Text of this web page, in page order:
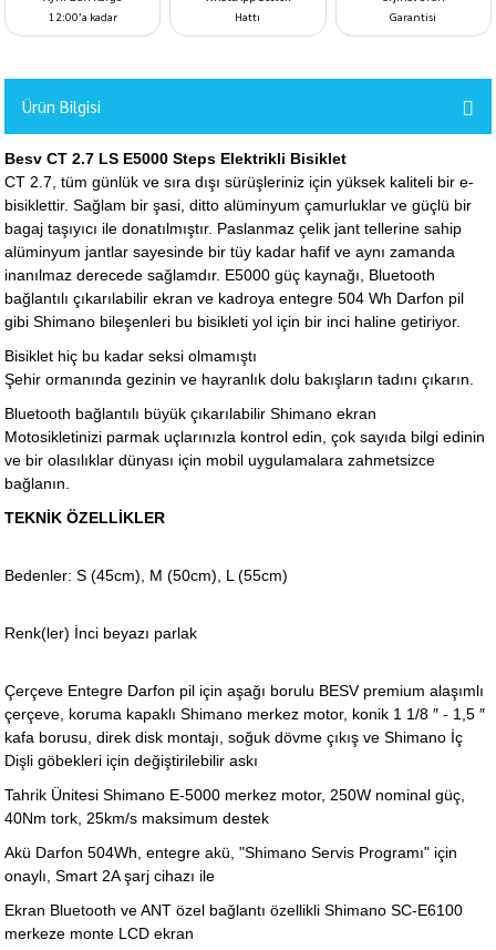
12:00’a kadar
Hattı
Garantisi
Ürün Bilgisi
Besv CT 2.7 LS E5000 Steps Elektrikli Bisiklet
CT 2.7, tüm günlük ve sıra dışı sürüşleriniz için yüksek kaliteli bir e-
bisiklettir. Sağlam bir şasi, ditto alüminyum çamurluklar ve güçlü bir
bagaj taşıyıcı ile donatılmıştır. Paslanmaz çelik jant tellerine sahip
alüminyum jantlar sayesinde bir tüy kadar hafif ve aynı zamanda
inanılmaz derecede sağlamdır. E5000 güç kaynağı, Bluetooth
bağlantılı çıkarılabilir ekran ve kadroya entegre 504 Wh Darfon pil
gibi Shimano bileşenleri bu bisikleti yol için bir inci haline getiriyor.
Bisiklet hiç bu kadar seksi olmamıştı
Şehir ormanında gezinin ve hayranlık dolu bakışların tadını çıkarın.
Bluetooth bağlantılı büyük çıkarılabilir Shimano ekran
Motosikletinizi parmak uçlarınızla kontrol edin, çok sayıda bilgi edinin
ve bir olasılıklar dünyası için mobil uygulamalara zahmetsizce
bağlanın.
TEKNİK ÖZELLİKLER
Bedenler: S (45cm), M (50cm), L (55cm)
Renk(ler) İnci beyazı parlak
Çerçeve Entegre Darfon pil için aşağı borulu BESV premium alaşımlı
çerçeve, koruma kapaklı Shimano merkez motor, konik 1 1/8 ″ - 1,5 ″
kafa borusu, direk disk montajı, soğuk dövme çıkış ve Shimano İç
Dişli göbekleri için değiştirilebilir askı
Tahrik Ünitesi Shimano E-5000 merkez motor, 250W nominal güç,
40Nm tork, 25km/s maksimum destek
Akü Darfon 504Wh, entegre akü, "Shimano Servis Programı" için
onaylı, Smart 2A şarj cihazı ile
Ekran Bluetooth ve ANT özel bağlantı özellikli Shimano SC-E6100
merkeze monte LCD ekran